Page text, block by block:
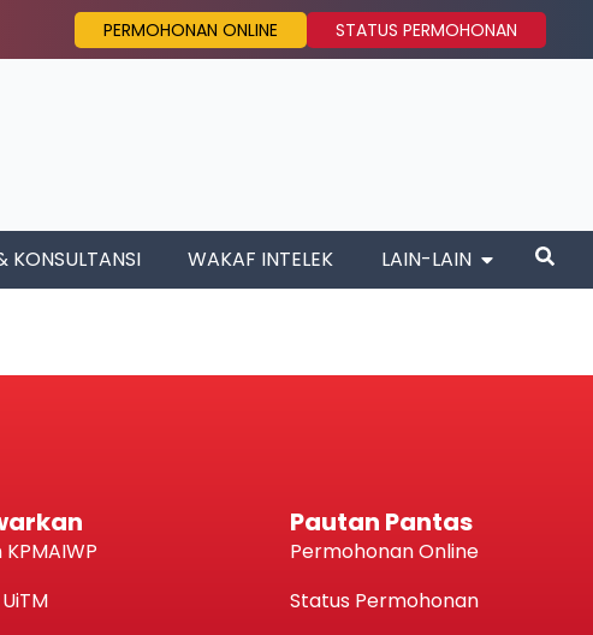
PERMOHONAN ONLINE STATUS PERMOHONAN
KONSULTANSI WAKAF INTELEK LAIN-LAIN
Pautan Pantas
Permohonan Online
Status Permohonan